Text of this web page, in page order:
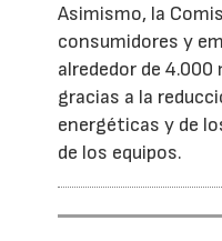
Asimismo, la
consumidores y
alrededor de 4.000
gracias a la
energéticas y de
de los equipos.